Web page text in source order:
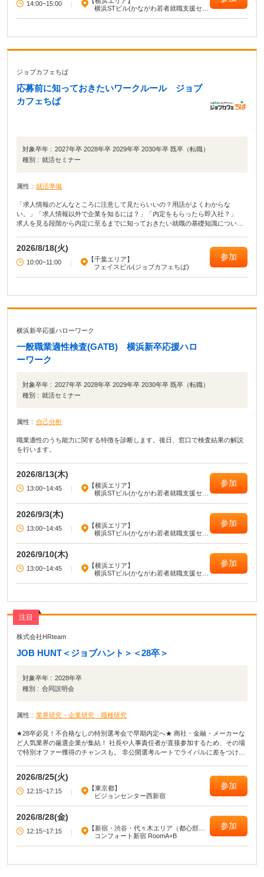
14:00~15:00
横浜STビル(かながわ若者就職支援セン
ジョブカフェちば
応募前に知っておきたいワークルール ジョブ
カフェちば
対象卒年 : 2027年卒 2028年卒 2029年卒 2030年卒 既卒（転職）
種別 : 就活セミナー
属性 : 就活準備
「求人情報のどんなところに注意して見たらいいの？用語がよくわからな
い。」「求人情報以外で企業を知るには？」「内定をもらったら即入社？」
求人を見る段階から内定に至るまでに知っておきたい就職の基礎知識について
2026/8/18(火)
10:00~11:00
【千葉エリア】
フェイスビル(ジョブカフェちば)
参加
横浜新卒応援ハローワーク
一般職業適性検査(GATB) 横浜新卒応援ハロ
ーワーク
対象卒年 : 2027年卒 2028年卒 2029年卒 2030年卒 既卒（転職）
種別 : 就活セミナー
属性 : 自己分析
職業適性のうち能力に関する特徴を診断します。後日、窓口で検査結果の解説
を行います。
2026/8/13(木)
13:00~14:45
【横浜エリア】
横浜STビル(かながわ若者就職支援セン
参加
2026/9/3(木)
13:00~14:45
【横浜エリア】
横浜STビル(かながわ若者就職支援セン
参加
2026/9/10(木)
13:00~14:45
【横浜エリア】
横浜STビル(かながわ若者就職支援セン
参加
注目
株式会社HRteam
JOB HUNT＜ジョブハント＞＜28卒＞
対象卒年 : 2028年卒
種別 : 合同説明会
属性 : 業界研究・企業研究・職種研究
★28卒必見！不合格なしの特別選考会で早期内定へ★ 商社・金融・メーカーな
ど人気業界の厳選企業が集結！ 社長や人事責任者が直接参加するため、その場
で特別オファー獲得のチャンスも。 非公開選考ルートでライバルに差をつけ、
2026/8/25(火)
12:15~17:15
【東京都】
ビジョンセンター西新宿
参加
2026/8/28(金)
12:15~17:15
【新宿・渋谷・代々木エリア（都心部西
部）】
コンフォート新宿 RoomA+B
参加